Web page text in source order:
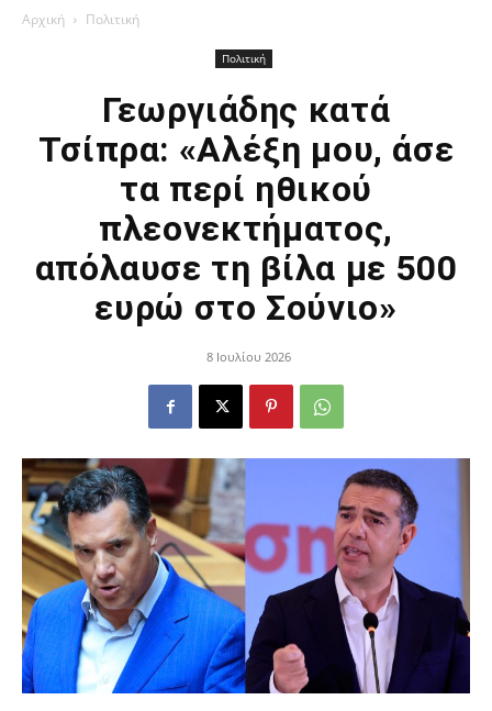
Αρχική Πολιτική
Πολιτική
Γεωργιάδης κατά
Τσίπρα: «Αλέξη μου, άσε
τα περί ηθικού
πλεονεκτήματος,
απόλαυσε τη βίλα με 500
ευρώ στο Σούνιο»
8 Ιουλίου 2026